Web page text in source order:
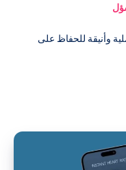
وأنيقة للحفاظ على